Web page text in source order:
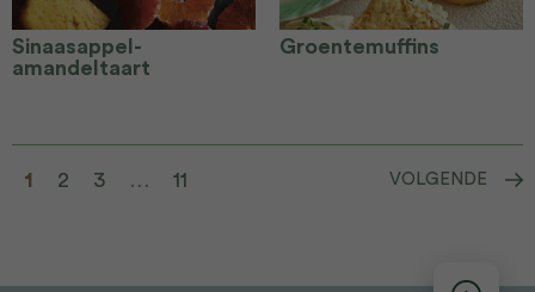
Sinaasappel-
amandeltaart
Groentemuffins
1 2 3 … 11 VOLGENDE